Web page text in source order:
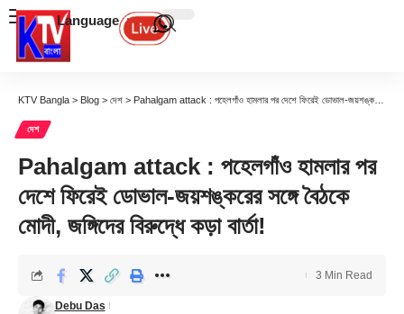
Language
KTV Bangla > Blog > দেশ > Pahalgam attack : পহেলগাঁও হামলার পর দেশে ফিরেই ডোভাল-জয়শঙ্করের সঙ্গে বৈঠকে মোদী, জঙ্গিদের বিরুদ্ধে কড়া বার্তা!
দেশ
Pahalgam attack : পহেলগাঁও হামলার পর
দেশে ফিরেই ডোভাল-জয়শঙ্করের সঙ্গে বৈঠকে
মোদী, জঙ্গিদের বিরুদ্ধে কড়া বার্তা!
Debu Das
3 Min Read